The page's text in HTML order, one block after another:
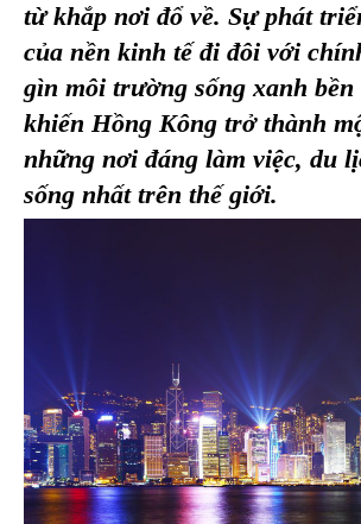
từ khắp nơi đổ về. Sự phát
của nền kinh tế đi đôi với
gìn môi trường sống xanh
khiến Hồng Kông trở thành
những nơi đáng làm việc, du
sống nhất trên thế giới.